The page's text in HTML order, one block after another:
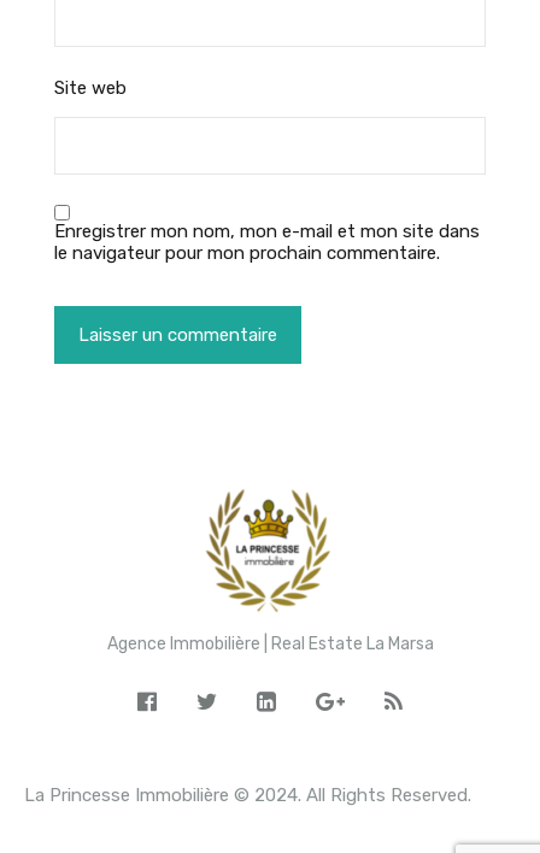
Site web
Enregistrer mon nom, mon e-mail et mon site dans
le navigateur pour mon prochain commentaire.
Agence Immobilière | Real Estate La Marsa
La Princesse Immobilière © 2024. All Rights Reserved.